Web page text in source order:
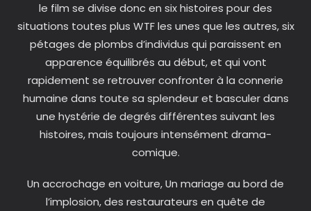
le film se divise donc en six histoires pour des
situations toutes plus WTF les unes que les autres, six
pétages de plombs d’individus qui paraissent en
apparence équilibrés au début, et qui vont
rapidement se retrouver confronter à la connerie
humaine dans toute sa splendeur et basculer dans
une hystérie de degrés différentes suivant les
histoires, mais toujours intensément drama-
comique.
Un accrochage en voiture, Un mariage au bord de
l’implosion, des restaurateurs en quête de